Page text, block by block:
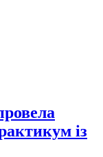
із